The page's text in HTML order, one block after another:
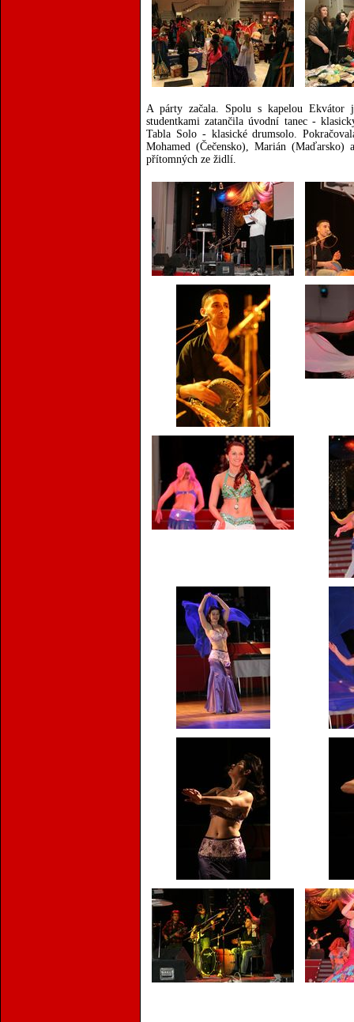
A párty začala. Spolu s kapelou Ekvátor
studentkami zatančila úvodní tanec -
Tabla Solo - klasické drumsolo.
Mohamed (Čečensko), Marián
přítomných ze židlí.